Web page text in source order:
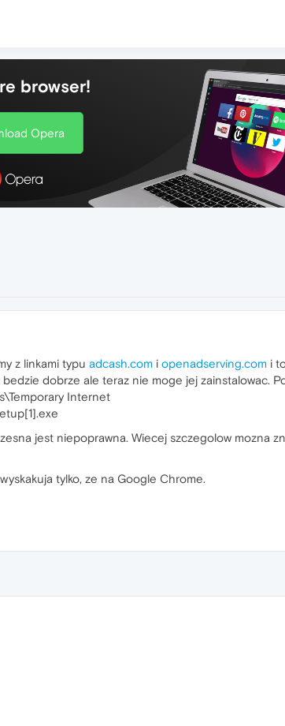
browser!
Opera
z linkami typu adcash.com i openadserving.com i
dobrze ale teraz nie moge jej zainstalowac.
Internet
jest niepoprawna. Wiecej szczegolow mozna
tylko, ze na Google Chrome.